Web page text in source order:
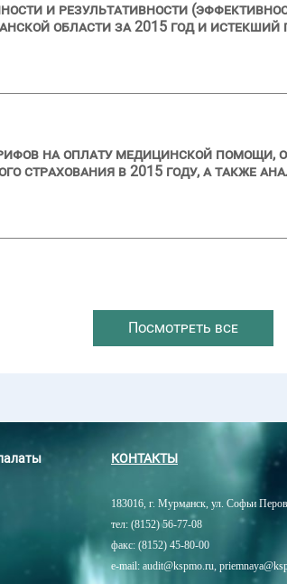
и результативности
области за 2015 год и истекший
на оплату медицинской помощи,
страхования в 2015 году, а также
Посмотреть все
КОНТАКТЫ
183016, г. Мурманск, ул. Софьи
тел: (8152) 56-77-08
факс: (8152) 45-80-00
e-mail: audit@kspmo.ru,